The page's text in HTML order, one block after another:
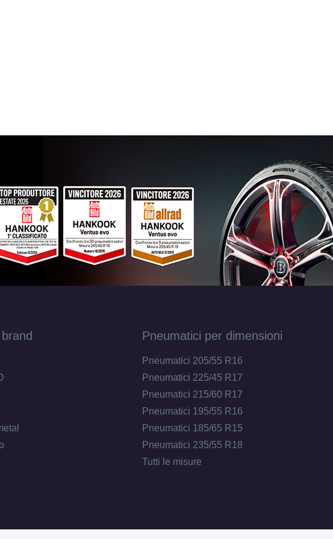
Pneumatici per dimensioni
Pneumatici 205/55 R16
Pneumatici 225/45 R17
Pneumatici 215/60 R17
Pneumatici 195/55 R16
Pneumatici 185/65 R15
Pneumatici 235/55 R18
Tutti le misure